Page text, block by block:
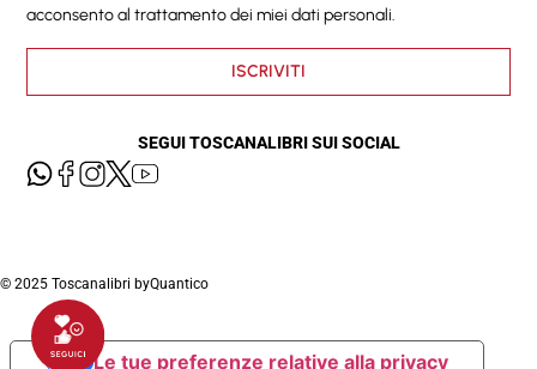
acconsento al trattamento dei miei dati personali.
ISCRIVITI
SEGUI TOSCANALIBRI SUI SOCIAL
© 2025 Toscanalibri byQuantico
Le tue preferenze relative alla privacy